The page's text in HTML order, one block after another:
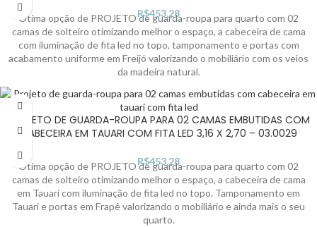
R$453,28
Ótima opção de PROJETO de guarda-roupa para quarto com 02
camas de solteiro otimizando melhor o espaço, a cabeceira de cama
com iluminação de fita led no topo, tamponamento e portas com
acabamento uniforme em Freijó valorizando o mobiliário com os veios
da madeira natural.
PROJETO DE GUARDA-ROUPA PARA 02 CAMAS EMBUTIDAS COM
CABECEIRA EM TAUARI COM FITA LED 3,16 X 2,70 – 03.0029
R$453,28
Ótima opção de PROJETO de guarda-roupa para quarto com 02
camas de solteiro otimizando melhor o espaço, a cabeceira de cama
em Tauari com iluminação de fita led no topo. Tamponamento em
Tauari e portas em Frapê valorizando o mobiliário e ainda mais o seu
quarto.